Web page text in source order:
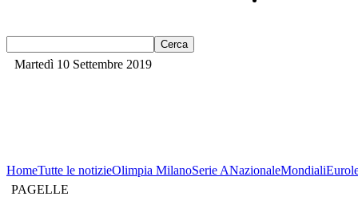
Martedì 10 Settembre 2019
HomeTutte le notizieOlimpia MilanoSerie ANazionaleMondiali
PAGELLE